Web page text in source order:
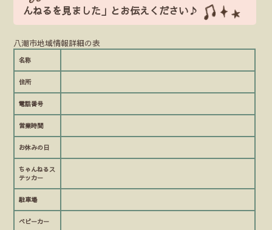
んねるを見ました」とお伝えください♪
八潮市地域情報詳細の表
名称
住所
電話番号
営業時間
お休みの日
ちゃんねるス
テッカー
駐車場
ベビーカー